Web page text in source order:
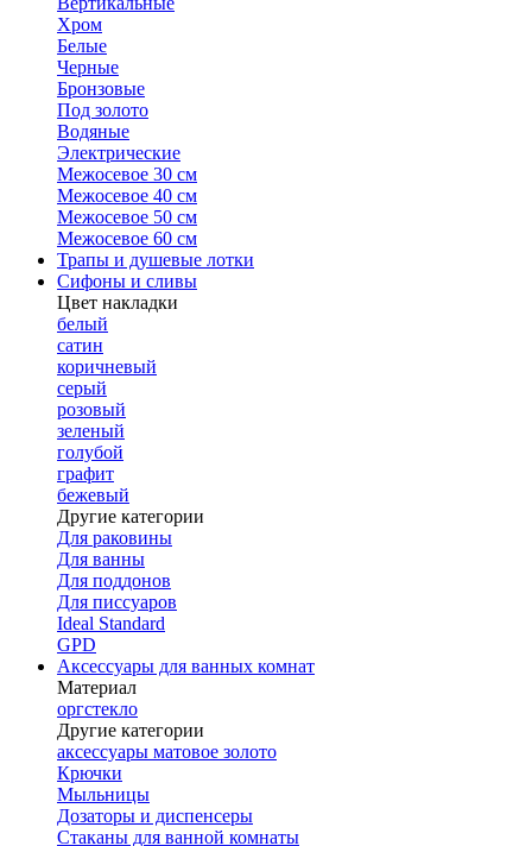
Хром
Белые
Черные
Бронзовые
Под золото
Водяные
Электрические
Межосевое 30 см
Межосевое 40 см
Межосевое 50 см
Межосевое 60 см
Трапы и душевые лотки
Сифоны и сливы
Цвет накладки
белый
сатин
коричневый
серый
розовый
зеленый
голубой
графит
бежевый
Другие категории
Для раковины
Для ванны
Для поддонов
Для писсуаров
Ideal Standard
GPD
Аксессуары для ванных комнат
Материал
оргстекло
Другие категории
аксессуары матовое золото
Крючки
Мыльницы
Дозаторы и диспенсеры
Стаканы для ванной комнаты